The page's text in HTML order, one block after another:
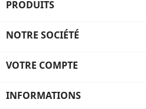
PRODUITS
NOTRE SOCIÉTÉ
VOTRE COMPTE
INFORMATIONS